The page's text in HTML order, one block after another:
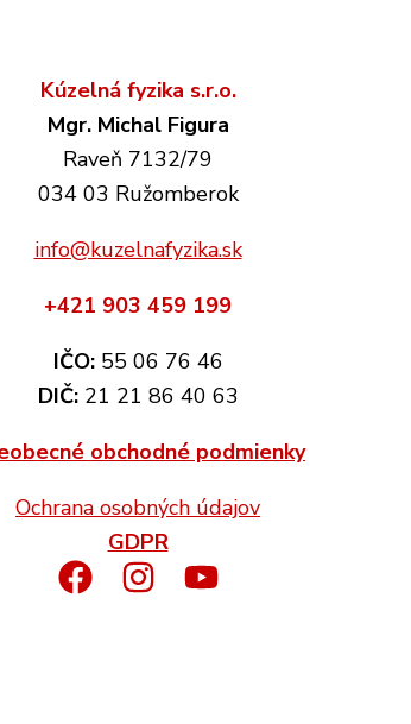
Kúzelná fyzika s.r.o.
Mgr. Michal Figura
Raveň 7132/79
034 03 Ružomberok
info@kuzelnafyzika.sk
+421 903 459 199
IČO:55 06 76 46
DIČ:21 21 86 40 63
obchodné podmienky
Ochrana osobných údajov
GDPR